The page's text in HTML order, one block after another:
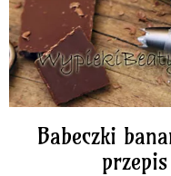
Babeczki